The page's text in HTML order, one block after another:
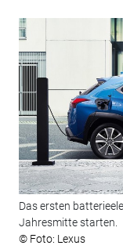
Das ersten
Jahresmitte starten.
© Foto: Lexus